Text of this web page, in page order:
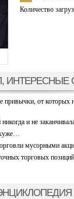
Количество
ИНТЕРЕСНЫЕ
привычки, от которых
и не
мусорными
торговых